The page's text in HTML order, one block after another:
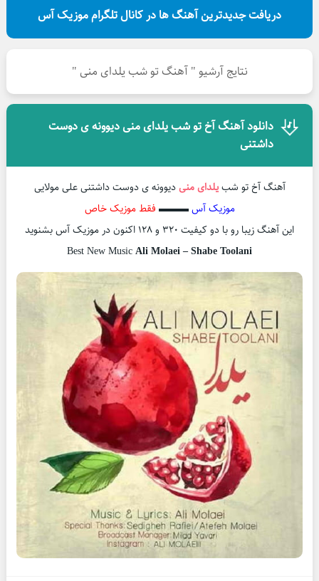
دریافت جدیدترین آهنگ ها در کانال تلگرام موزیک آس
نتایج آرشیو " آهنگ تو شب یلدای منی "
دانلود آهنگ آخ تو شب یلدای منی دیوونه ی دوست
داشتنی
آهنگ آخ تو شبیلدای منیدیوونه ی دوست داشتنی علی مولایی
موزیک آس▬▬▬ فقط موزیک خاص
این آهنگ زیبا رو با دو کیفیت ۳۲۰ و ۱۲۸ اکنون در موزیک آس بشنوید
Best New MusicAli Molaei – Shabe Toolani